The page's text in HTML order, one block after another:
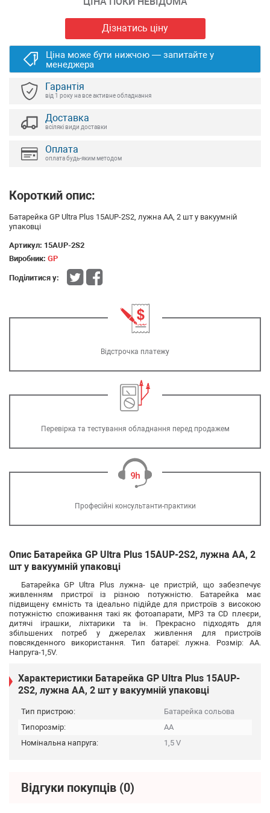
Дізнатись ціну
Ціна може бути нижчою — запитайте у
менеджера
Гарантія
від 1 року на все активне обладнання
Доставка
всілякі види доставки
Оплата
оплата будь-яким методом
Короткий опис:
Батарейка GP Ultra Plus 15AUP-2S2, лужна AA, 2 шт у вакуумній
упаковці
Артикул: 15AUP-2S2
Виробник: GP
Поділитися у:
Відстрочка платежу
Перевірка та тестування обладнання перед продажем
Професійні консультанти-практики
Опис Батарейка GP Ultra Plus 15AUP-2S2, лужна AA, 2
шт у вакуумній упаковці
Батарейка GP Ultra Plus лужна- це пристрій, що забезпечує
живленням пристрої із різною потужністю. Батарейка має
підвищену ємність та ідеально підійде для пристроїв з високою
потужністю споживання такі як фотоапарати, MP3 та CD плеєри,
дитячі іграшки, ліхтарики та ін. Прекрасно підходять для
збільшених потреб у джерелах живлення для пристроїв
повсякденного використання. Тип батареї: лужна. Розмір: АА.
Напруга-1,5V.
Характеристики Батарейка GP Ultra Plus 15AUP-
2S2, лужна AA, 2 шт у вакуумній упаковці
Тип пристрою:
Батарейка сольова
Типорозмір:
AA
Номінальна напруга:
1,5 V
Відгуки покупців (0)